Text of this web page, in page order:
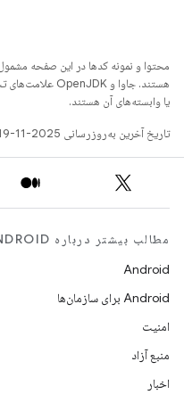
محتوا و نمونه کدها در این صفحه
یا وابسته‌های آن هستند.
تاریخ آخرین به‌روزرسانی 2025-11-19 به‌وقت ساعت هماهنگ جهانی.
مطالب بیشتر درباره ANDROID
Android
Android برای سازمان‌ها
امنیت
منبع آزاد
اخبار